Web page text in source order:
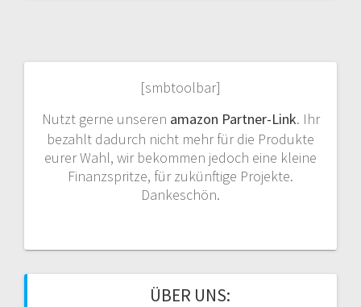
[smbtoolbar]
Nutzt gerne unseren amazon Partner-Link. Ihr
bezahlt dadurch nicht mehr für die Produkte
eurer Wahl, wir bekommen jedoch eine kleine
Finanzspritze, für zukünftige Projekte.
Dankeschön.
ÜBER UNS: